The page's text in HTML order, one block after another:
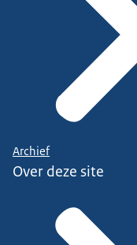
Archief
Over deze site